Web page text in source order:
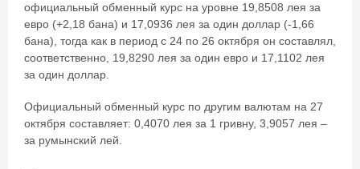
официальный обменный курс на уровне 19,8508 лея за
евро (+2,18 бана) и 17,0936 лея за один доллар (-1,66
бана), тогда как в период с 24 по 26 октября он составлял,
соответственно, 19,8290 лея за один евро и 17,1102 лея
за один доллар.
Официальный обменный курс по другим валютам на 27
октября составляет: 0,4070 лея за 1 гривну, 3,9057 лея –
за румынский лей.